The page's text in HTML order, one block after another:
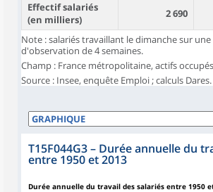
Effectif salariés
(en milliers)
2 690
Note : salariés travaillant le dimanche sur
d'observation de 4 semaines.
Champ : France métropolitaine, actifs
Source : Insee, enquête Emploi ; calculs Dares.
T15F044G3– Durée annuelle du
entre 1950 et 2013
Durée annuelle du travail des salariés entre 1950